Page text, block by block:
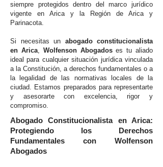
siempre protegidos dentro del marco jurídico
vigente en Arica y la Región de Arica y
Parinacota.
Si necesitas un abogado constitucionalista
en Arica, Wolfenson Abogadoses tu aliado
ideal para cualquier situación jurídica vinculada
a la Constitución, a derechos fundamentales o a
la legalidad de las normativas locales de la
ciudad. Estamos preparados para representarte
y asesorarte con excelencia, rigor y
compromiso.
Abogado Constitucionalista en Arica:
Protegiendo los Derechos
Fundamentales con Wolfenson
Abogados